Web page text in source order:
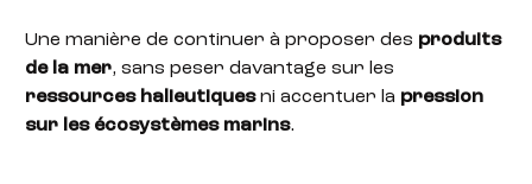
Une manière de continuer à proposer des produits
de la mer, sans peser davantage sur les
ressources halieutiquesni accentuer la pression
sur les écosystèmes marins.